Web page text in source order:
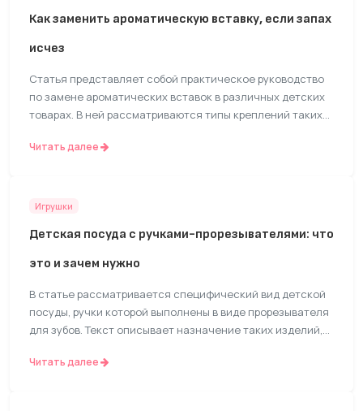
Как заменить ароматическую вставку, если запах
исчез
Статья представляет собой практическое руководство
по замене ароматических вставок в различных детских
товарах. В ней рассматриваются типы креплений таких
установке новых. Текст дает советы по поиску сменных
Читать далее
Игрушки
Детская посуда с ручками-прорезывателями: что
это и зачем нужно
В статье рассматривается специфический вид детской
посуды, ручки которой выполнены в виде прорезывателя
для зубов. Текст описывает назначение таких изделий,
преимущества для малышей в период прорезывания
Читать далее